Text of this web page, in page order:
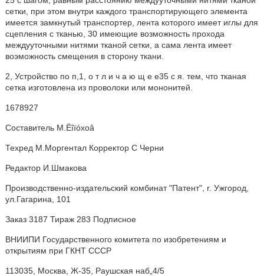
сетки, при этом внутри каждого транспортирующего элемента
имеется замкнутый транспортер, лента которого имеет иглы для
сцепления с тканью, 30 имеющие возможность прохода
междууточными нитями тканой сетки, а сама лента имеет
воэможность смещения в сторону ткани.
2, Устройство по п,1, о т л и ч а ю щ е е35 с я. тем, что тканая
сетка изготовлена из проволоки или мононитей.
1678927
Составитель M.Ëîïóxoâ
Техред M.Моргентал Корректор С Черни
Редактор И.Шмакова
Производственно-издательский комбинат "Патент", r. Ужгород,
ул.Гагарина, 101
Заказ 3187 Тираж 283 Подписное
ВНИИПИ Государственного комитета по изобретениям и
открытиям при ГКНТ СССР
113035, Москва, Ж-35, Раушская наб„4/5